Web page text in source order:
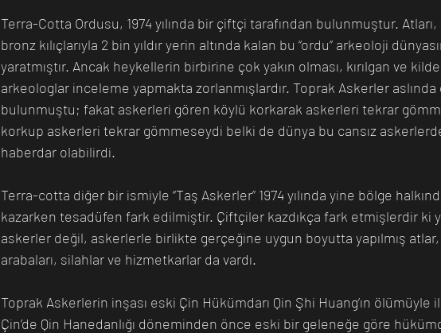
Terra-Cotta Ordusu, 1974 yılında bir çiftçi tarafından bulunmuştur. Atları,
bronz kılıçlarıyla 2 bin yıldır yerin altında kalan bu “ordu” arkeoloji
yaratmıştır. Ancak heykellerin birbirine çok yakın olması, kırılgan ve
arkeologlar inceleme yapmakta zorlanmışlardır. Toprak Askerler aslında
bulunmuştu; fakat askerleri gören köylü korkarak askerleri tekrar
korkup askerleri tekrar gömmeseydi belki de dünya bu cansız
haberdar olabilirdi.
Terra-cotta diğer bir ismiyle “Taş Askerler” 1974 yılında yine bölge
kazarken tesadüfen fark edilmiştir. Çiftçiler kazdıkça fark etmişlerdir ki
askerler değil, askerlerle birlikte gerçeğine uygun boyutta yapılmış
arabaları, silahlar ve hizmetkarlar da vardı.
Toprak Askerlerin inşası eski Çin Hükümdarı Qin Şhi Huang’ın
Çin’de Qin Hanedanlığı döneminden önce eski bir geleneğe göre